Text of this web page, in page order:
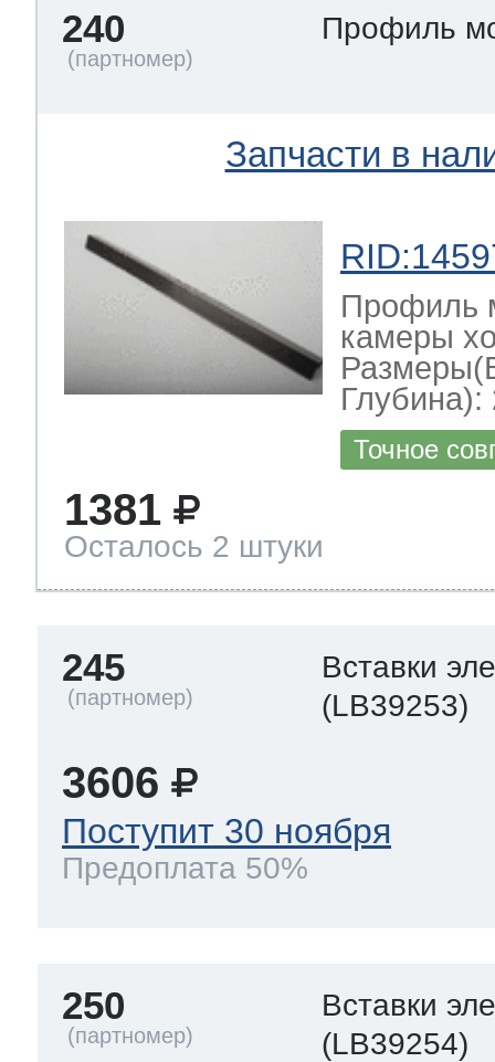
240 Профиль
Запчасти в
Профиль
камеры
Глубина):
Точное
1381
Осталось 2 штуки
245
Вставки
(LB39253)
3606
Поступит 30 ноября
Предоплата 50%
250
Вставки
(LB39254)